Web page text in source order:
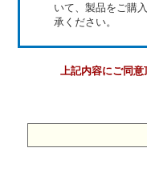
いて、製品をご購
承ください。
上記内容にご同